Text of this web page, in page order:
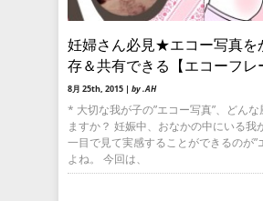
妊婦さん必見★エコー写真を
存＆共有できる【エコーフレ
8月 25th, 2015 | by .AH
* 大切な我が子の”エコー写真”、どん
ますか？ 妊娠中、おなかの中にいる我
一目で見て実感することができるのが”
よね。 今回は、